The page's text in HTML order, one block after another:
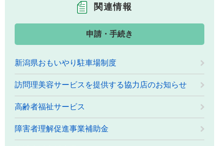
関連情報
申請・手続き
新潟県おもいやり駐車場制度
訪問理美容サービスを提供する協力店のお知らせ
高齢者福祉サービス
障害者理解促進事業補助金